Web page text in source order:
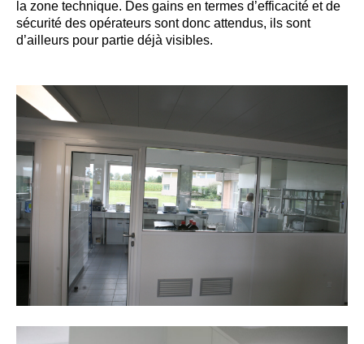
la zone technique. Des gains en termes d’efficacité et de
sécurité des opérateurs sont donc attendus, ils sont
d’ailleurs pour partie déjà visibles.